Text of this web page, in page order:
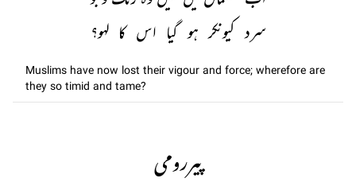
سرد کیونکر ہو گیا اس کا لہو؟
Muslims have now lost their vigour and force; wherefore are
they so timid and tame?
پیررومی